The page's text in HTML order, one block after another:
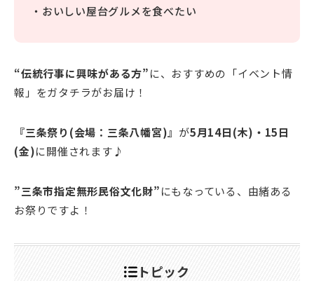
・おいしい屋台グルメを食べたい
“伝統行事に興味がある方”に、おすすめの「イベント情
報」をガタチラがお届け！
『三条祭り(会場：三条八幡宮)』 が5月14日(木)・15日
(金)に開催されます♪
”三条市指定無形民俗文化財”にもなっている、由緒ある
お祭りですよ！
トピック